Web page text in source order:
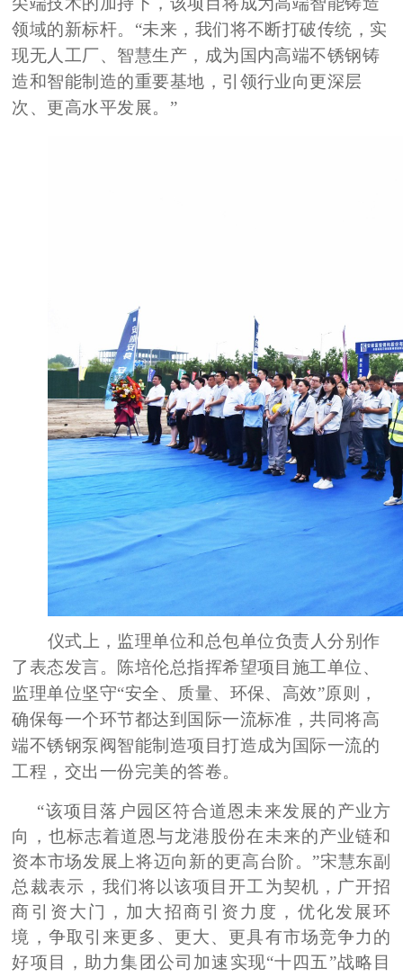
领域的新标杆。 “未来，我们将不断打破传统，实
现无人工厂、智慧生产，成为国内高端不锈钢铸
造和智能制造的重要基地，引领行业向更深层
次、更高水平发展。”
仪式上，监理单位和总包单位负责人分别作
了表态发言。陈培伦总指挥希望项目施工单位、
监理单位坚守“安全、质量、环保、高效”原则，
确保每一个环节都达到国际一流标准，共同将高
端不锈钢泵阀智能制造项目打造成为国际一流的
工程，交出一份完美的答卷。
“该项目落户园区符合道恩未来发展的产业方
向，也标志着道恩与龙港股份在未来的产业链和
资本市场发展上将迈向新的更高台阶。”宋慧东副
总裁表示，我们将以该项目开工为契机，广开招
商引资大门，加大招商引资力度，优化发展环
境，争取引来更多、更大、更具有市场竞争力的
好项目，助力集团公司加速实现“十四五”战略目